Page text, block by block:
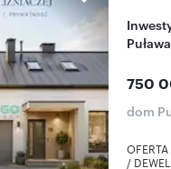
Inwestycyjny dom z dużym potencjałem w
750
dom
/